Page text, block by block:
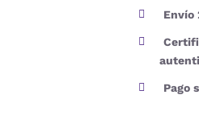
Envío
Pago